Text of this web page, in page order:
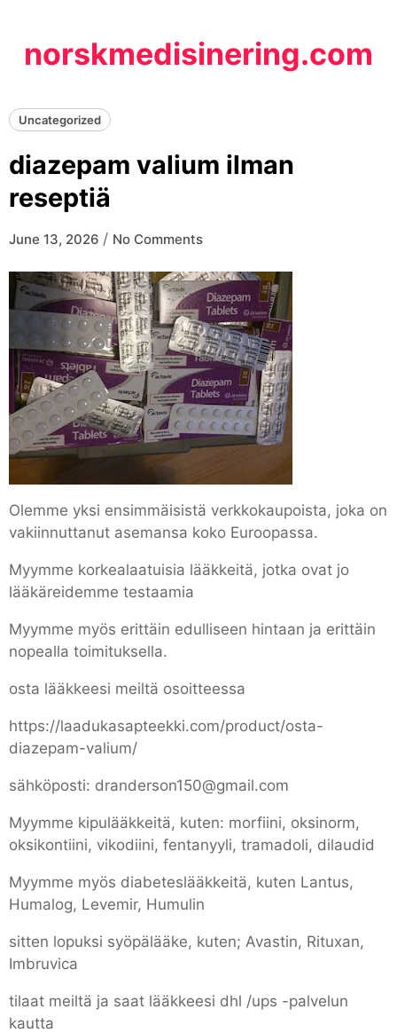
contentnorskmedisinering.com
Uncategorized
diazepam valium ilman
reseptiä
June 13, 2026 / No Comments
Olemme yksi ensimmäisistä verkkokaupoista, joka on
vakiinnuttanut asemansa koko Euroopassa.
Myymme korkealaatuisia lääkkeitä, jotka ovat jo
lääkäreidemme testaamia
Myymme myös erittäin edulliseen hintaan ja erittäin
nopealla toimituksella.
osta lääkkeesi meiltä osoitteessa
https://laadukasapteekki.com/product/osta-
diazepam-valium/
sähköposti: dranderson150@gmail.com
Myymme kipulääkkeitä, kuten: morfiini, oksinorm,
oksikontiini, vikodiini, fentanyyli, tramadoli, dilaudid
Myymme myös diabeteslääkkeitä, kuten Lantus,
Humalog, Levemir, Humulin
sitten lopuksi syöpälääke, kuten; Avastin, Rituxan,
Imbruvica
tilaat meiltä ja saat lääkkeesi dhl /ups -palvelun
kautta